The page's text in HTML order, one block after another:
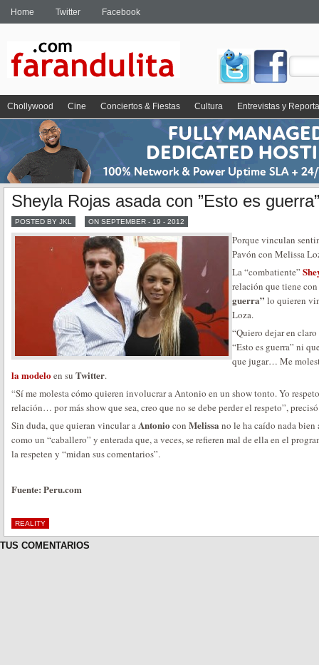
Home Twitter Facebook
Chollywood Cine Conciertos & Fiestas Cultura Entrevistas y
Sheyla Rojas asada con ”Esto es guerra”
POSTED BY JKL ON SEPTEMBER - 19 - 2012
Porque vinculan
Pavón con Melissa
La “combatiente”
relación que tiene
guerra” lo quieren
Loza.
“Quiero dejar en
“Esto es guerra” ni
que jugar… Me
la modeloen su Twitter.
“Sí me molesta cómo quieren involucrar a Antonio en un show tonto. Yo
relación… por más show que sea, creo que no se debe perder el respeto”,
Sin duda, que quieran vincular aAntonio con Melissa no le ha caído nada bien
como un “caballero” y enterada que, a veces, se refieren mal de ella en el
la respeten y “midan sus comentarios”.
Fuente: Peru.com
REALITY
TUS COMENTARIOS